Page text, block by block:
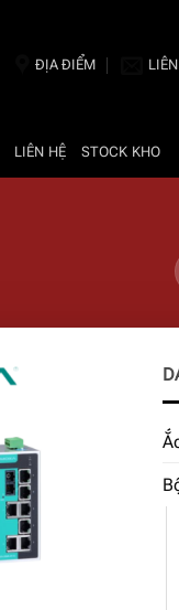
ĐỊA ĐIỂM
LIÊN HỆ STOCK KHO